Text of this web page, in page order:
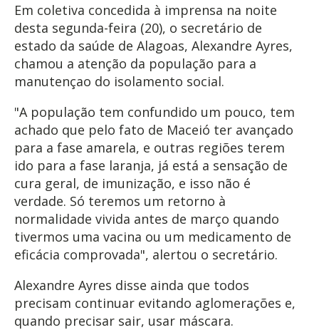
Em coletiva concedida à imprensa na noite
desta segunda-feira (20), o secretário de
estado da saúde de Alagoas, Alexandre Ayres,
chamou a atenção da população para a
manutençao do isolamento social.
"A população tem confundido um pouco, tem
achado que pelo fato de Maceió ter avançado
para a fase amarela, e outras regiões terem
ido para a fase laranja, já está a sensação de
cura geral, de imunização, e isso não é
verdade. Só teremos um retorno à
normalidade vivida antes de março quando
tivermos uma vacina ou um medicamento de
eficácia comprovada", alertou o secretário.
Alexandre Ayres disse ainda que todos
precisam continuar evitando aglomerações e,
quando precisar sair, usar máscara.